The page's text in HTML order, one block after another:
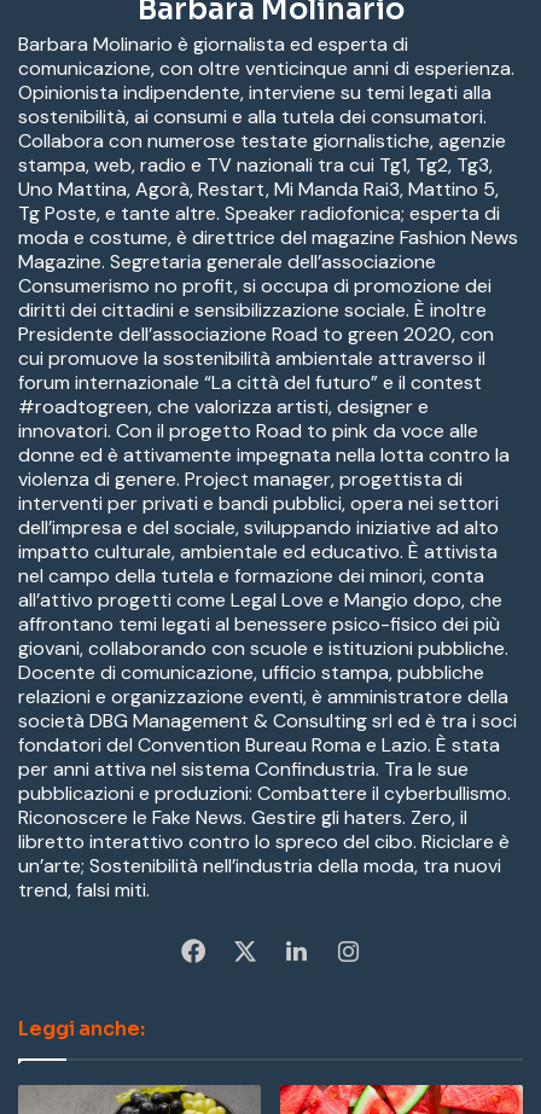
Barbara Molinario
Barbara Molinario è giornalista ed esperta di
comunicazione, con oltre venticinque anni di esperienza.
Opinionista indipendente, interviene su temi legati alla
sostenibilità, ai consumi e alla tutela dei consumatori.
Collabora con numerose testate giornalistiche, agenzie
stampa, web, radio e TV nazionali tra cui Tg1, Tg2, Tg3,
Uno Mattina, Agorà, Restart, Mi Manda Rai3, Mattino 5,
Tg Poste, e tante altre. Speaker radiofonica; esperta di
moda e costume, è direttrice del magazine Fashion News
Magazine. Segretaria generale dell’associazione
Consumerismo no profit, si occupa di promozione dei
diritti dei cittadini e sensibilizzazione sociale. È inoltre
Presidente dell’associazione Road to green 2020, con
cui promuove la sostenibilità ambientale attraverso il
forum internazionale “La città del futuro” e il contest
#roadtogreen, che valorizza artisti, designer e
innovatori. Con il progetto Road to pink da voce alle
donne ed è attivamente impegnata nella lotta contro la
violenza di genere. Project manager, progettista di
interventi per privati e bandi pubblici, opera nei settori
dell’impresa e del sociale, sviluppando iniziative ad alto
impatto culturale, ambientale ed educativo. È attivista
nel campo della tutela e formazione dei minori, conta
all’attivo progetti come Legal Love e Mangio dopo, che
affrontano temi legati al benessere psico-fisico dei più
giovani, collaborando con scuole e istituzioni pubbliche.
Docente di comunicazione, ufficio stampa, pubbliche
relazioni e organizzazione eventi, è amministratore della
società DBG Management & Consulting srl ed è tra i soci
fondatori del Convention Bureau Roma e Lazio. È stata
per anni attiva nel sistema Confindustria. Tra le sue
pubblicazioni e produzioni: Combattere il cyberbullismo.
Riconoscere le Fake News. Gestire gli haters. Zero, il
libretto interattivo contro lo spreco del cibo. Riciclare è
un’arte; Sostenibilità nell’industria della moda, tra nuovi
trend, falsi miti.
ok
In
ra
Leggi anche: